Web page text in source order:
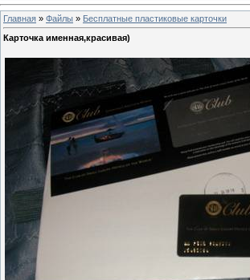
Главная » Файлы » Бесплатные пластиковые карточки
Карточка именная,красивая)